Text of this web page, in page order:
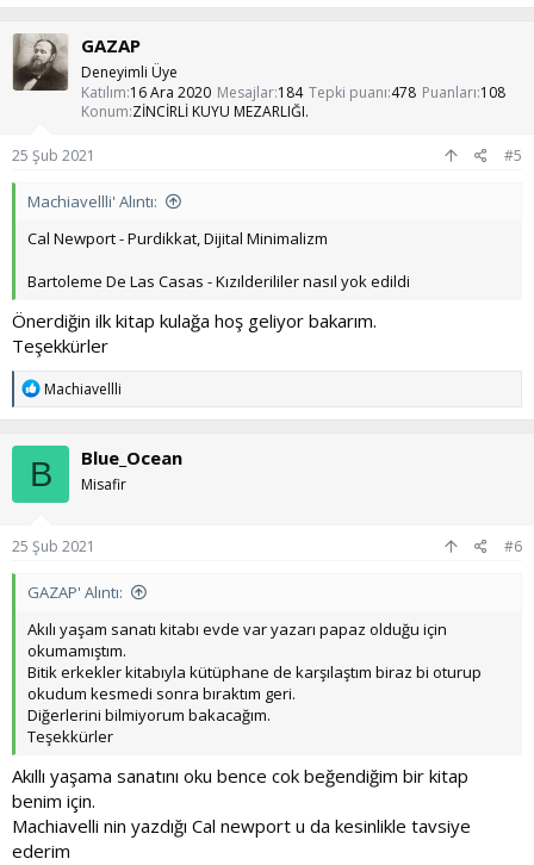
p
k
i
l
e
GAZAP
Deneyimli Üye
Katılım 16 Ara 2020 Mesajlar 184 Tepki puanı 478 Puanları 108
Konum ZİNCİRLİ KUYU MEZARLIĞI.
25 Şub 2021 #5
Machiavellli' Alıntı:
Cal Newport - Purdikkat, Dijital Minimalizm
Bartoleme De Las Casas - Kızılderililer nasıl yok edildi
Önerdiğin ilk kitap kulağa hoş geliyor bakarım.
Teşekkürler
T
p
k
i
l
e
Machiavellli
B Blue_Ocean
Misafir
25 Şub 2021 #6
GAZAP' Alıntı:
Akılı yaşam sanatı kitabı evde var yazarı papaz olduğu için
okumamıştım.
Bitik erkekler kitabıyla kütüphane de karşılaştım biraz bi oturup
okudum kesmedi sonra bıraktım geri.
Diğerlerini bilmiyorum bakacağım.
Teşekkürler
Akıllı yaşama sanatını oku bence cok beğendiğim bir kitap
benim için.
Machiavelli nin yazdığı Cal newport u da kesinlikle tavsiye
ederim